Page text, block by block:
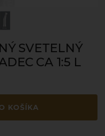
SVETELNÝ
CA 1:5 L
KOŠÍKA